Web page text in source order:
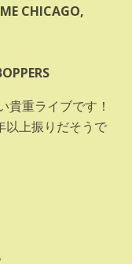
CHICAGO,
貴重ライブです！
以上振りだそうで